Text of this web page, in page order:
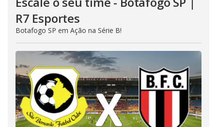
R7 Esportes
Botafogo SP em Ação na Série B!